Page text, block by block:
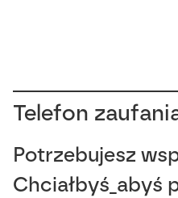
Telefon
Potrzebujesz
Chciałbyś_abyś